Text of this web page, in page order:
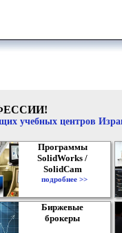
учебных центров
Программы
SolidWorks /
SolidCam
подробнее >>
Биржевые
брокеры